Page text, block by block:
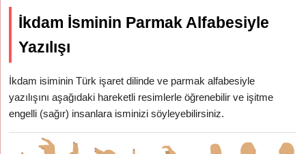
İkdam İsminin Parmak Alfabesiyle
Yazılışı
İkdam isiminin Türk işaret dilinde ve parmak alfabesiyle
yazılışını aşağıdaki hareketli resimlerle öğrenebilir ve işitme
engelli (sağır) insanlara isminizi söyleyebilirsiniz.